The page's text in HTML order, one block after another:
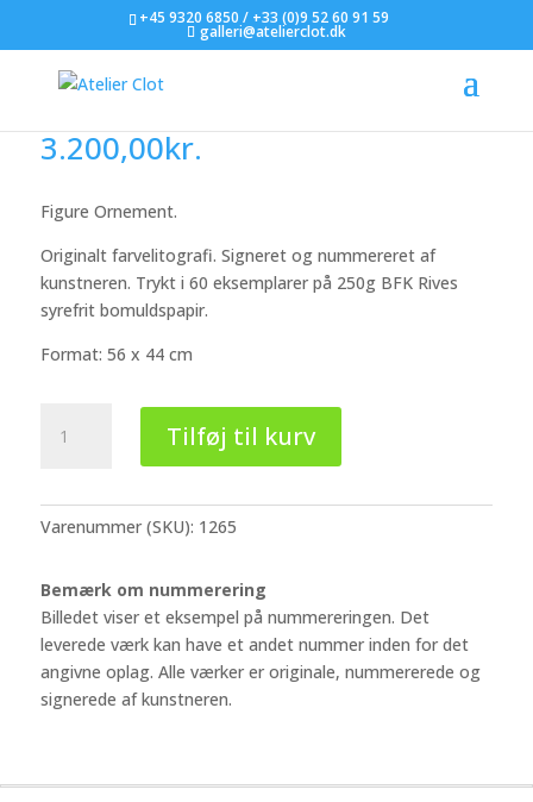
+45 9320 6850 / +33 (0)9 52 60 91 59
galleri@atelierclot.dk
Jan Sivertsen
3.200,00kr.
Figure Ornement.
Originalt farvelitografi. Signeret og nummereret af
kunstneren. Trykt i 60 eksemplarer på 250g BFK Rives
syrefrit bomuldspapir.
Format: 56 x 44 cm
Sivertsen
Tilføj til kurv
Varenummer (SKU): 1265
Bemærk om nummerering
Billedet viser et eksempel på nummereringen. Det
leverede værk kan have et andet nummer inden for det
angivne oplag. Alle værker er originale, nummererede og
signerede af kunstneren.